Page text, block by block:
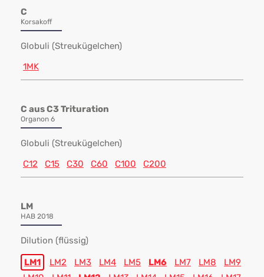
C
Korsakoff
Globuli (Streukügelchen)
1MK
C aus C3 Trituration
Organon 6
Globuli (Streukügelchen)
C12
C15 C30 C60 C100 C200
LM
HAB 2018
Dilution (flüssig)
LM1 LM2 LM3 LM4 LM5 LM6 LM7 LM8
LM9